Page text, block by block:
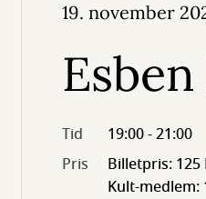
19. november
Tid
19:00 - 21:00
Pris
Billetpris: 125
Kult-medlem: